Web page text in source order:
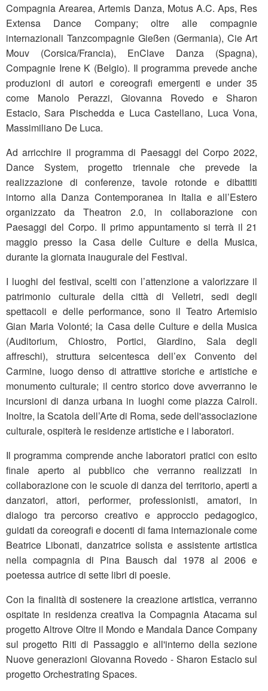
Compagnia Arearea, Artemis Danza, Motus A.C. Aps, Res
Extensa Dance Company; oltre alle compagnie
internazionali Tanzcompagnie Gießen (Germania), Cie Art
Mouv (Corsica/Francia), EnClave Danza (Spagna),
Compagnie Irene K (Belgio). Il programma prevede anche
produzioni di autori e coreografi emergenti e under 35
come Manolo Perazzi, Giovanna Rovedo e Sharon
Estacio, Sara Pischedda e Luca Castellano, Luca Vona,
Massimiliano De Luca.
Ad arricchire il programma di Paesaggi del Corpo 2022,
Dance System, progetto triennale che prevede la
realizzazione di conferenze, tavole rotonde e dibattiti
intorno alla Danza Contemporanea in Italia e all’Estero
organizzato da Theatron 2.0, in collaborazione con
Paesaggi del Corpo. Il primo appuntamento si terrà il 21
maggio presso la Casa delle Culture e della Musica,
durante la giornata inaugurale del Festival.
I luoghi del festival, scelti con l’attenzione a valorizzare il
patrimonio culturale della città di Velletri, sedi degli
spettacoli e delle performance, sono il Teatro Artemisio
Gian Maria Volonté; la Casa delle Culture e della Musica
(Auditorium, Chiostro, Portici, Giardino, Sala degli
affreschi), struttura seicentesca dell’ex Convento del
Carmine, luogo denso di attrattive storiche e artistiche e
monumento culturale; il centro storico dove avverranno le
incursioni di danza urbana in luoghi come piazza Cairoli.
Inoltre, la Scatola dell’Arte di Roma, sede dell'associazione
culturale, ospiterà le residenze artistiche e i laboratori.
Il programma comprende anche laboratori pratici con esito
finale aperto al pubblico che verranno realizzati in
collaborazione con le scuole di danza del territorio, aperti a
danzatori, attori, performer, professionisti, amatori, in
dialogo tra percorso creativo e approccio pedagogico,
guidati da coreografi e docenti di fama internazionale come
Beatrice Libonati, danzatrice solista e assistente artistica
nella compagnia di Pina Bausch dal 1978 al 2006 e
poetessa autrice di sette libri di poesie.
Con la finalità di sostenere la creazione artistica, verranno
ospitate in residenza creativa la Compagnia Atacama sul
progetto Altrove Oltre il Mondo e Mandala Dance Company
sul progetto Riti di Passaggio e all'interno della sezione
Nuove generazioni Giovanna Rovedo - Sharon Estacio sul
progetto Orchestrating Spaces.